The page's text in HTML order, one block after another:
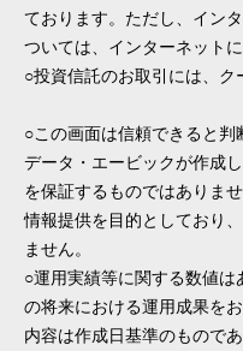
ております。ただし、イン
ついては、インターネット
○投資信託のお取引には、ク
○この画面は信頼できると判
データ・エービックが作成
を保証するものではありま
情報提供を目的としており
ません。
○運用実績等に関する数値
の将来における運用成果を
内容は作成日基準のもので